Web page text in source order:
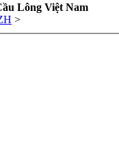
Lông Việt Nam
>